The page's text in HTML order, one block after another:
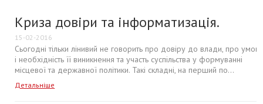
Криза довіри та інформатизація.
15-02-2016
Сьогодні тільки лінивий не говорить про довіру до влади, про
і необхідність її виникнення та участь суспільства у формуванні
місцевої та державної політики. Такі складні, на перший по...
Детальніше